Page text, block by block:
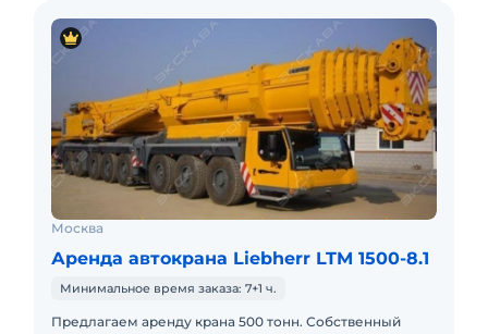
Москва
Аренда автокрана Liebherr LTM 1500-8.1
Минимальное время заказа: 7+1 ч.
Предлагаем аренду крана 500 тонн. Собственный